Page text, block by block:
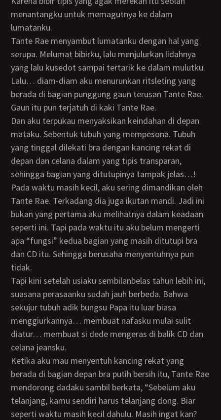
menantangku untuk memagutnya ke dalam
lumatanku.
Tante Rae menyambut lumatanku dengan hal yang
serupa. Melumat bibirku, lalu menjulurkan lidahnya
yang lalu kusedot sampai tertarik ke dalam mulutku.
Lalu… diam-diam aku menurunkan ritsleting yang
berada di bagian punggung gaun terusan Tante Rae.
Gaun itu pun terjatuh di kaki Tante Rae.
Dan aku terpukau menyaksikan keindahan di depan
mataku. Sebentuk tubuh yang mempesona. Tubuh
yang tinggal dilekati bra dengan kancing rekat di
depan dan celana dalam yang tipis transparan,
sehingga bagian yang ditutupinya tampak jelas…!
Pada waktu masih kecil, aku sering dimandikan oleh
Tante Rae. Terkadang dia juga ikutan mandi. Jadi ini
bukan yang pertama aku melihatnya dalam keadaan
seperti ini. Tapi pada waktu itu aku belum mengerti
apa “fungsi” kedua bagian yang masih ditutupi bra
dan CD itu. Sehingga berusaha menyentuhnya pun
tidak.
Tapi kini setelah usiaku sembilanbelas tahun lebih ini,
suasana perasaanku sudah jauh berbeda. Bahwa
sekujur tubuh adik bungsu Papa itu luar biasa
menggiurkannya… membuat nafasku mulai sulit
diatur… membuat si dede mengeras di balik CD dan
celana jeansku.
Ketika aku mau menyentuh kancing rekat yang
berada di bagian depan bra putih bersih itu, Tante Rae
mendorong dadaku sambil berkata, “Sebelum aku
telanjang, kamu sendiri harus telanjang dong. Biar
seperti waktu masih kecil dahulu. Masih ingat kan?